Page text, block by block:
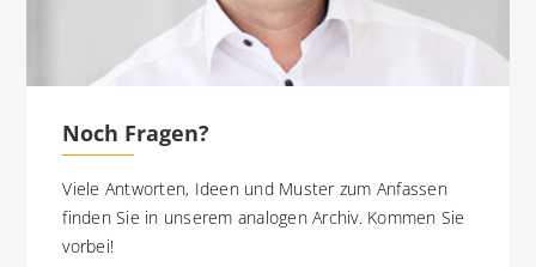
Noch Fragen?
Viele Antworten, Ideen und Muster zum Anfassen
finden Sie in unserem analogen Archiv. Kommen Sie
vorbei!